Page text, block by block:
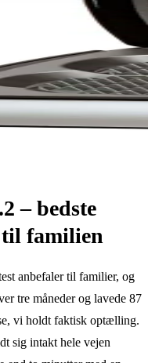
– bedste
familien
anbefaler til familier, og
tre måneder og lavede 87
vi holdt faktisk optælling.
sig intakt hele vejen